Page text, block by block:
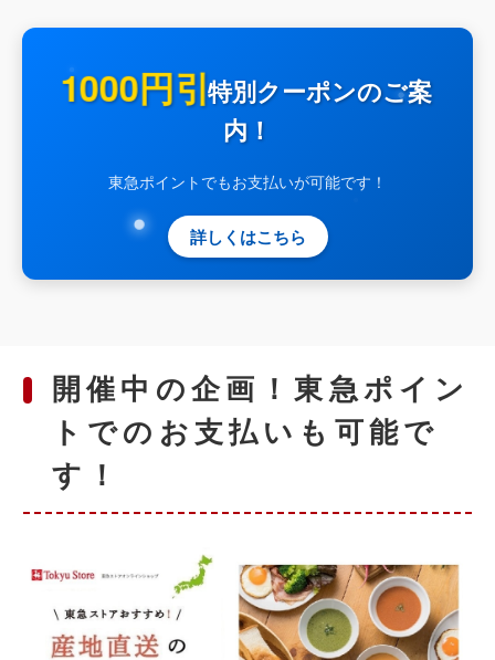
1000円引特別クーポンのご案
内！
東急ポイントでもお支払いが可能です！
詳しくはこちら
開催中の企画！東急ポイン
トでのお支払いも可能で
す！